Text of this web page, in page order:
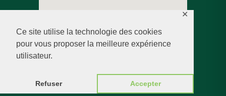
Ce site utilise la technologie des cookies
pour vous proposer la meilleure expérience
utilisateur.
Refuser Accepter
✕
© RUGBY CLUB SURESNES – 2026 — TOUS DROITS